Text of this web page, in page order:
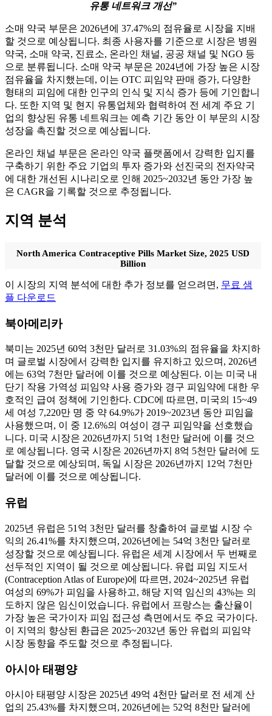
유통 네트워크 개선”
소매 약국 부문은 2026년에 37.47%의 점유율로 시장을 지배
할 것으로 예상됩니다. 최종 사용자를 기준으로 시장은 병원
약국, 소매 약국, 진료소, 온라인 채널, 공공 채널 및 NGO 등
으로 분류됩니다. 소매 약국 부문은 2024년에 가장 높은 시장
점유율을 차지했는데, 이는 OTC 피임약 판매 증가, 다양한
형태의 피임에 대한 인구의 인식 및 지식 증가 등에 기인합니
다. 또한 지역 및 현지 유통업체와 협력하여 전 세계 주요 기
업의 향상된 유통 네트워크는 예측 기간 동안 이 부문의 시장
성장을 촉진할 것으로 예상됩니다.
온라인 채널 부문은 온라인 약국 플랫폼에서 강력한 입지를
구축하기 위한 주요 기업의 투자 증가와 선진국의 전자약국
에 대한 개선된 시나리오로 인해 2025~2032년 동안 가장 높
은 CAGR을 기록할 것으로 추정됩니다.
지역 분석
North America Contraceptive Pills Market Size, 2025 USD
Billion
이 시장의 지역 분석에 대한 추가 정보를 얻으려면, 무료 샘
플 다운로드
북아메리카
북미는 2025년 60억 3천만 달러로 31.03%의 점유율을 차지하
며 글로벌 시장에서 강력한 입지를 유지하고 있으며, 2026년
에는 63억 7천만 달러에 이를 것으로 예상된다. 이는 미국 내
단기 작용 가역성 피임약 사용 증가와 경구 피임약에 대한 우
호적인 급여 정책에 기인한다. CDC에 따르면, 미국의 15~49
세 여성 7,220만 명 중 약 64.9%가 2019~2023년 동안 피임을
사용했으며, 이 중 12.6%의 여성이 경구 피임약을 선호했습
니다. 미국 시장은 2026년까지 51억 1천만 달러에 이를 것으
로 예상됩니다. 영국 시장은 2026년까지 8억 5천만 달러에 도
달할 것으로 예상되며, 독일 시장은 2026년까지 12억 7천만
달러에 이를 것으로 예상됩니다.
유럽
2025년 유럽은 51억 3천만 달러를 창출하여 글로벌 시장 수
익의 26.41%를 차지했으며, 2026년에는 54억 3천만 달러로
성장할 것으로 예상됩니다. 유럽은 세계 시장에서 두 번째로
선두적인 지역이 될 것으로 예상됩니다. 유럽 ​​피임 지도서
(Contraception Atlas of Europe)에 따르면, 2024~2025년 유럽
여성의 69%가 피임을 사용하고, 해당 지역 임신의 43%는 의
도하지 않은 임신이었습니다. 유럽에서 프랑스는 출산율이
가장 높은 국가이자 피임 접근성 측면에서도 주요 국가이다.
이 지역의 향상된 환급은 2025~2032년 동안 유럽의 피임약
시장 동향을 주도할 것으로 추정됩니다.
아시아 태평양
아시아 태평양 시장은 2025년 49억 4천만 달러로 전 세계 산
업의 25.43%를 차지했으며, 2026년에는 52억 8천만 달러에